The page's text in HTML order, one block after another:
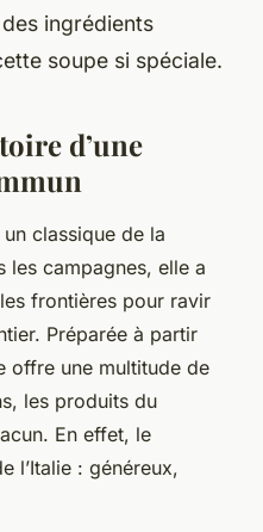
ingrédients
soupe si spéciale.
d’une
un classique de la
les campagnes, elle a
frontières pour ravir
Préparée à partir
offre une multitude de
les produits du
En effet, le
l’Italie : généreux,